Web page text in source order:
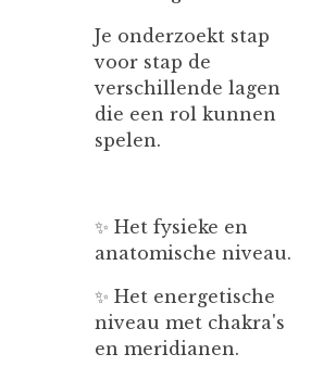
Je onderzoekt stap
voor stap de
verschillende lagen
die een rol kunnen
spelen.
✨ Het fysieke en
anatomische niveau.
✨ Het energetische
niveau met chakra's
en meridianen.